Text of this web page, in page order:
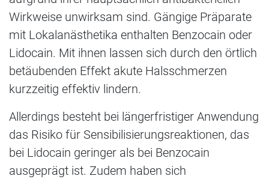
Wirkweise unwirksam sind. Gängige Präparate
mit Lokalanästhetika enthalten Benzocain oder
Lidocain. Mit ihnen lassen sich durch den örtlich
betäubenden Effekt akute Halsschmerzen
kurzzeitig effektiv lindern.
Allerdings besteht bei längerfristiger Anwendung
das Risiko für Sensibilisierungsreaktionen, das
bei Lidocain geringer als bei Benzocain
ausgeprägt ist. Zudem haben sich